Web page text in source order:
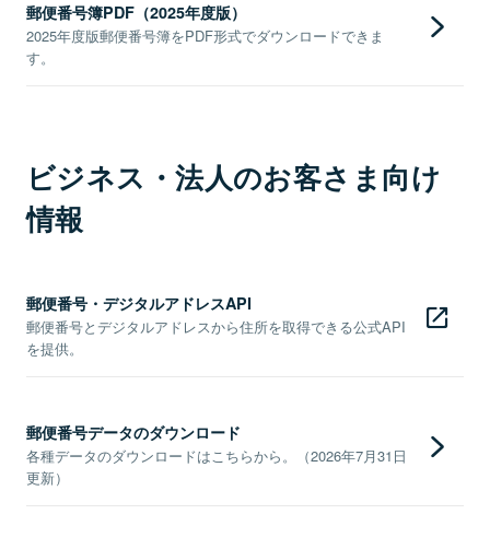
郵便番号簿PDF（2025年度版）
2025年度版郵便番号簿をPDF形式でダウンロードできま
す。
ビジネス・法人のお客さま向け
情報
郵便番号・デジタルアドレスAPI
郵便番号とデジタルアドレスから住所を取得できる公式API
を提供。
郵便番号データのダウンロード
各種データのダウンロードはこちらから。（2026年7月31日
更新）